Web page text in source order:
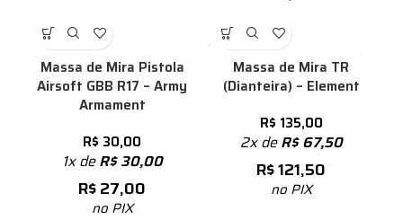
Massa de Mira Pistola
Airsoft GBB R17 – Army
Armament
R$ 30,00
1x deR$30,00
R$27,00
no PIX
Massa de Mira TR
(Dianteira) – Element
R$ 135,00
2x deR$67,50
R$121,50
no PIX